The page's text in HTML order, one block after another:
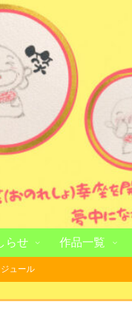
らせ 作品一覧
ジュール